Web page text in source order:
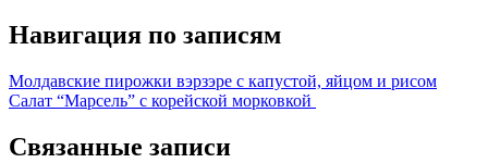
Навигация по записям
Молдавские пирожки вэрзэре с капустой, яйцом и рисом
Салат “Марсель” с корейской морковкой
Связанные записи